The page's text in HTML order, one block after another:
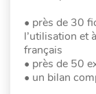
• près de 30
l’utilisation et
français
• près de 50
• un bilan